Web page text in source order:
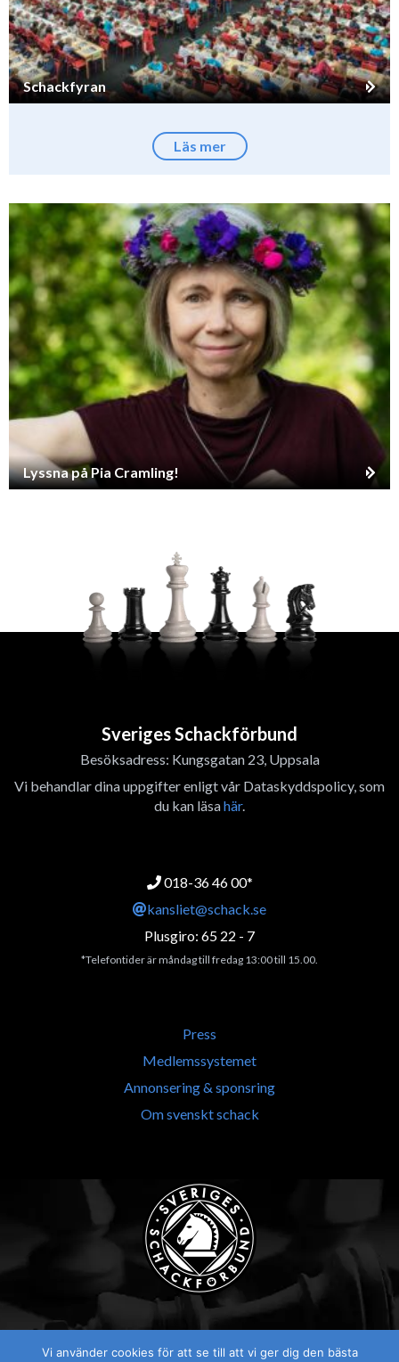
Schackfyran
Läs mer
Lyssna på Pia Cramling!
Sveriges Schackförbund
Besöksadress: Kungsgatan 23, Uppsala
Vi behandlar dina uppgifter enligt vår Dataskyddspolicy, som
du kan läsahär.
018-36 46 00*
kansliet@schack.se
Plusgiro: 65 22 - 7
*Telefontider är måndag till fredag 13:00 till 15.00.
Press
Medlemssystemet
Annonsering & sponsring
Om svenskt schack
Vi använder cookies för att se till att vi ger dig den bästa